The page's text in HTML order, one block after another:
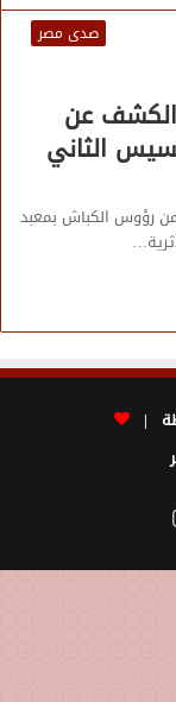
صدى مصر
الكشف عن
الثاني
الأثرية الأمريكية تنجح في الكشف عن 2000 من رؤوس الكباش بمعبد
انستقرام